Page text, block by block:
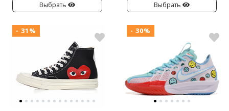
Выбрать Выбрать
- 31% - 30%